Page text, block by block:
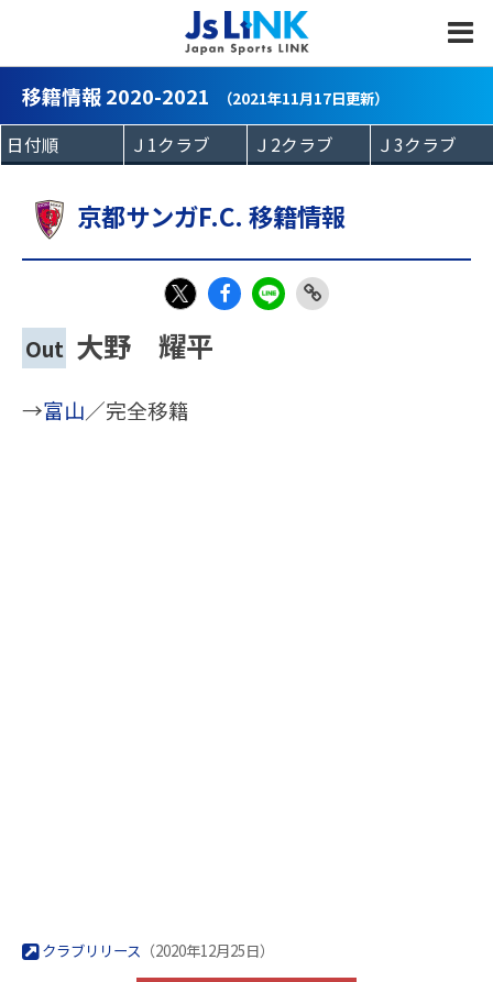
移籍情報 2020-2021 （2021年11月17日更新）
京都サンガF.C. 移籍情報
X
Out 大野 耀平
→富山／完全移籍
クラブリリース （2020年12月25日）